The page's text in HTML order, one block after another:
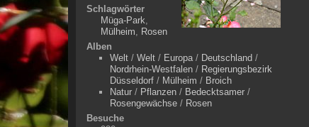
Schlagwörter
Müga-Park,
Mülheim, Rosen
Alben
Welt/ Welt/ Europa/ Deutschland /
Nordrhein-Westfalen/ Regierungsbezirk
Düsseldorf/ Mülheim / Broich
Natur/ Pflanzen/ Bedecktsamer/
Rosengewächse/ Rosen
Besuche